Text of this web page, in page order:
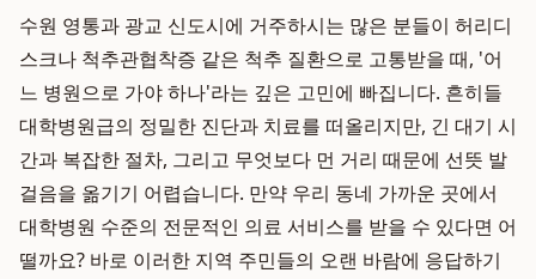
수원 영통과 광교 신도시에 거주하시는 많은 분들이 허리디
스크나 척추관협착증 같은 척추 질환으로 고통받을 때, '어
느 병원으로 가야 하나'라는 깊은 고민에 빠집니다. 흔히들
대학병원급의 정밀한 진단과 치료를 떠올리지만, 긴 대기 시
간과 복잡한 절차, 그리고 무엇보다 먼 거리 때문에 선뜻 발
걸음을 옮기기 어렵습니다. 만약 우리 동네 가까운 곳에서
대학병원 수준의 전문적인 의료 서비스를 받을 수 있다면 어
떨까요? 바로 이러한 지역 주민들의 오랜 바람에 응답하기